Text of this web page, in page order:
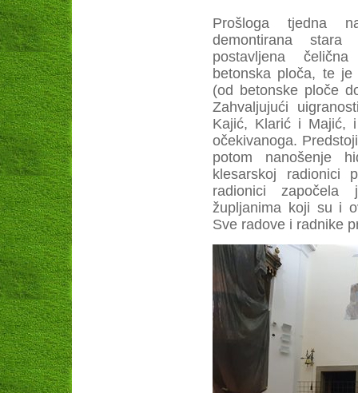
Prošloga tjedna
demontirana
postavljena
betonska ploča, te
(od betonske ploče
Zahvaljujući
Kajić, Klarić i Majić,
očekivanoga.
potom nanošenje
klesarskoj radionici
radionici
župljanima koji su i
Sve radove i radnike